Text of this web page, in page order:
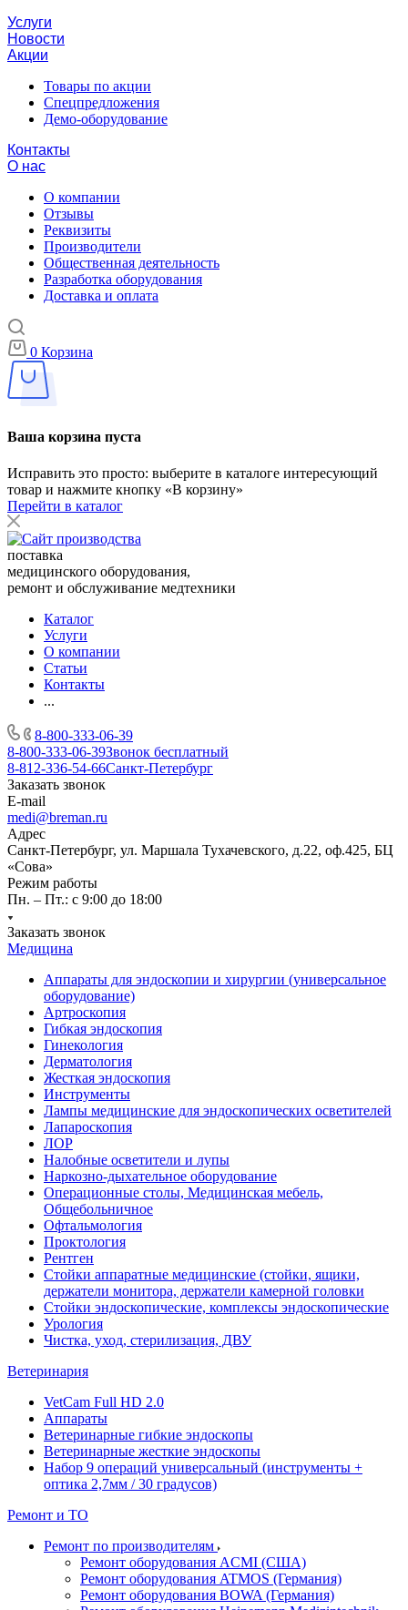
Услуги
Новости
Акции
Товары по акции
Спецпредложения
Демо-оборудование
Контакты
О нас
О компании
Отзывы
Реквизиты
Производители
Общественная деятельность
Разработка оборудования
Доставка и оплата
0 Корзина
Ваша корзина пуста
Исправить это просто: выберите в каталоге интересующий
товар и нажмите кнопку «В корзину»
Перейти в каталог
поставка
медицинского оборудования,
ремонт и обслуживание медтехники
Каталог
Услуги
О компании
Статьи
Контакты
...
8-800-333-06-39
8-800-333-06-39Звонок бесплатный
8-812-336-54-66Санкт-Петербург
Заказать звонок
E-mail
medi@breman.ru
Адрес
Санкт-Петербург, ул. Маршала Тухачевского, д.22, оф.425, БЦ
«Сова»
Режим работы
Пн. – Пт.: с 9:00 до 18:00
Заказать звонок
Медицина
Аппараты для эндоскопии и хирургии (универсальное
оборудование)
Артроскопия
Гибкая эндоскопия
Гинекология
Дерматология
Жесткая эндоскопия
Инструменты
Лампы медицинские для эндоскопических осветителей
Лапароскопия
ЛОР
Налобные осветители и лупы
Наркозно-дыхательное оборудование
Операционные столы, Медицинская мебель,
Общебольничное
Офтальмология
Проктология
Рентген
Стойки аппаратные медицинские (стойки, ящики,
держатели монитора, держатели камерной головки
Стойки эндоскопические, комплексы эндоскопические
Урология
Чистка, уход, стерилизация, ДВУ
Ветеринария
VetCam Full HD 2.0
Аппараты
Ветеринарные гибкие эндоскопы
Ветеринарные жесткие эндоскопы
Набор 9 операций универсальный (инструменты +
оптика 2,7мм / 30 градусов)
Ремонт и ТО
Ремонт по производителям
Ремонт оборудования ACMI (США)
Ремонт оборудования ATMOS (Германия)
Ремонт оборудования BOWA (Германия)